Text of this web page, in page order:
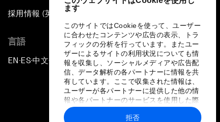
ます
このサイトではCookieを使って、ユーザー
に合わせたコンテンツや広告の表示、トラ
フィックの分析を行っています。またユー
ザーによるサイトの利用状況についても情
報を収集し、ソーシャルメディアや広告配
信、データ解析の各パートナーに情報を共
有しています。ここで収集された情報は、
ユーザーが各パートナーに提供した他の情
報や各パートナーのサービスを使用した際
に収集された情報と組み合わされ、各パー
トナーによって使用されることがありま
拒否
採用情報 (英語のみ)
言語
EN ▪ES▪中文▪ 日本語